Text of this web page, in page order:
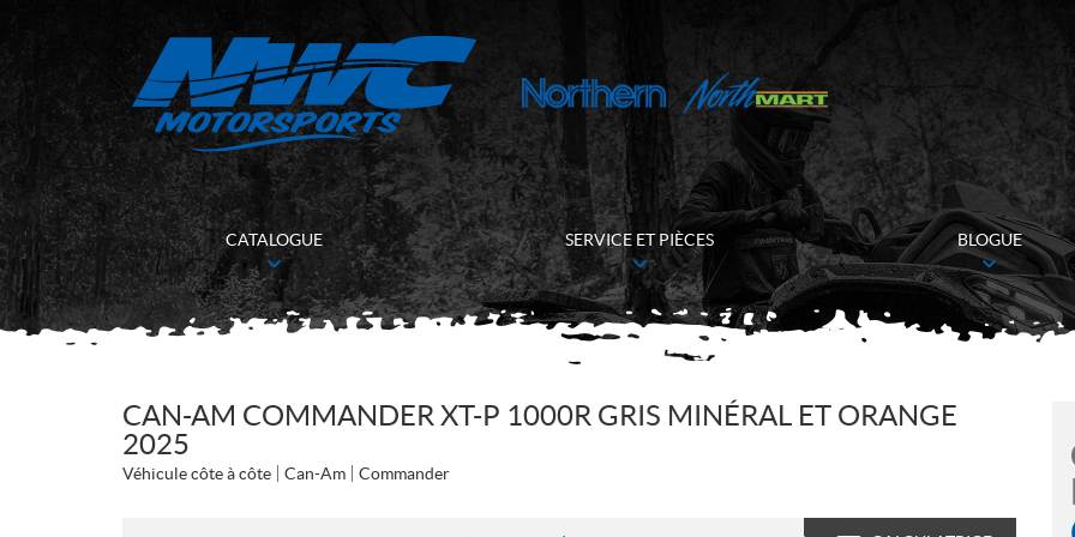
CATALOGUE SERVICE ET PIÈCES BLOGUE
CAN-AM COMMANDER XT-P 1000R GRIS MINÉRAL ET ORANGE
2025
Véhicule côte à côte Can-Am Commander